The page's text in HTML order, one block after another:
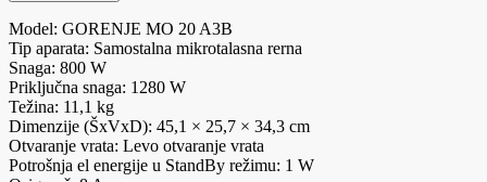
Model: GORENJE MO 20 A3B
Tip aparata: Samostalna mikrotalasna rerna
Snaga: 800 W
Priključna snaga: 1280 W
Težina: 11,1 kg
Dimenzije (ŠxVxD): 45,1 × 25,7 × 34,3 cm
Otvaranje vrata: Levo otvaranje vrata
Potrošnja el energije u StandBy režimu: 1 W